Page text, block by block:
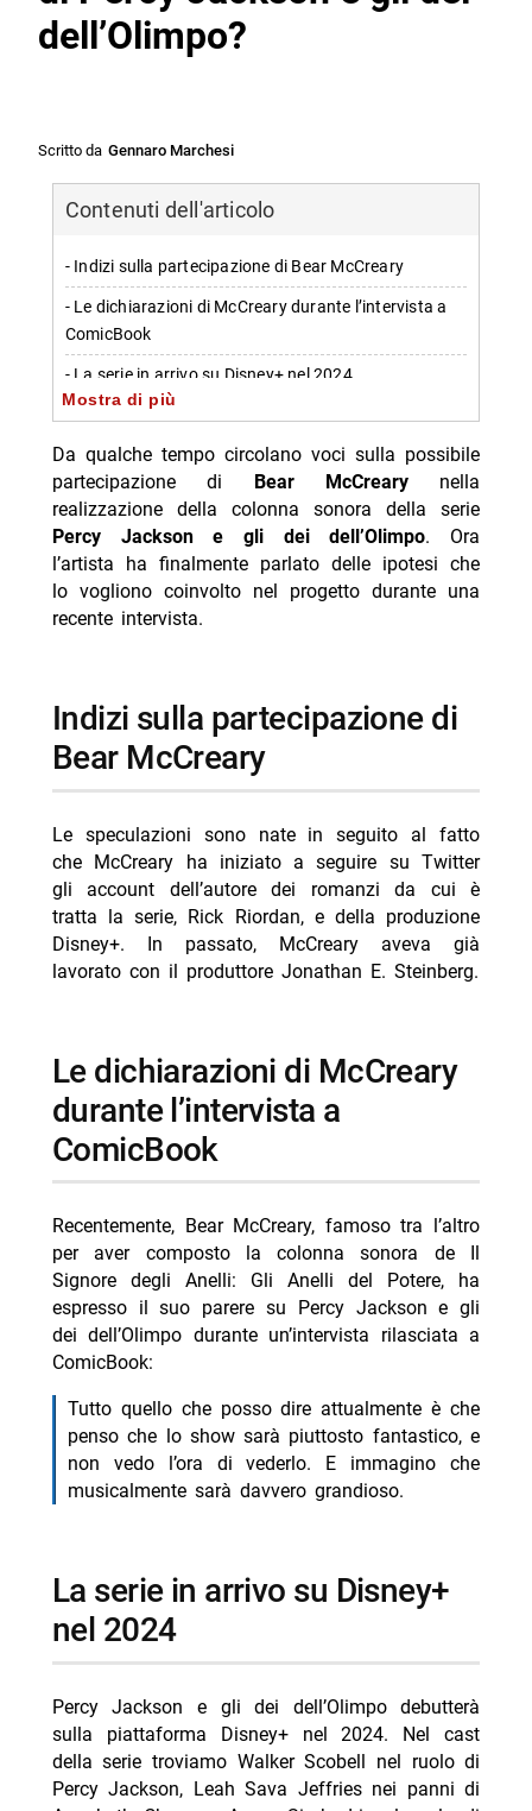
dell’Olimpo?
Scritto da Gennaro Marchesi
Contenuti dell'articolo
- Indizi sulla partecipazione di Bear McCreary
- Le dichiarazioni di McCreary durante l’intervista a
ComicBook
- La serie in arrivo su Disney+ nel 2024
- Ulteriori informazioni sulla serie
-- Scopri di più da Jump the shark
-- RispondiAnnulla risposta
- Delitti del BarLume Il re dei giochi stasera su TV8
- Ascolti TV 6 agosto 2026: vince Battiti Live
- Un’estate ai Caraibi stasera su Rete 4: trama e cast
Chiatti
Mostra di più
Da qualche tempo circolano voci sulla possibile
partecipazione di Bear McCrearynella
realizzazione della colonna sonora della serie
Percy Jackson e gli dei dell’Olimpo. Ora
l’artista ha finalmente parlato delle ipotesi che
lo vogliono coinvolto nel progetto durante una
recente intervista.
Indizi sulla partecipazione di
Bear McCreary
Le speculazioni sono nate in seguito al fatto
che McCreary ha iniziato a seguire su Twitter
gli account dell’autore dei romanzi da cui è
tratta la serie, Rick Riordan, e della produzione
Disney+. In passato, McCreary aveva già
lavorato con il produttore Jonathan E. Steinberg.
Le dichiarazioni di McCreary
durante l’intervista a
ComicBook
Recentemente, Bear McCreary, famoso tra l’altro
per aver composto la colonna sonora de Il
Signore degli Anelli: Gli Anelli del Potere, ha
espresso il suo parere su Percy Jackson e gli
dei dell’Olimpo durante un’intervista rilasciata a
ComicBook:
Tutto quello che posso dire attualmente è che
penso che lo show sarà piuttosto fantastico, e
non vedo l’ora di vederlo. E immagino che
musicalmente sarà davvero grandioso.
La serie in arrivo su Disney+
nel 2024
Percy Jackson e gli dei dell’Olimpo debutterà
sulla piattaforma Disney+ nel 2024. Nel cast
della serie troviamo Walker Scobell nel ruolo di
Percy Jackson, Leah Sava Jeffries nei panni di